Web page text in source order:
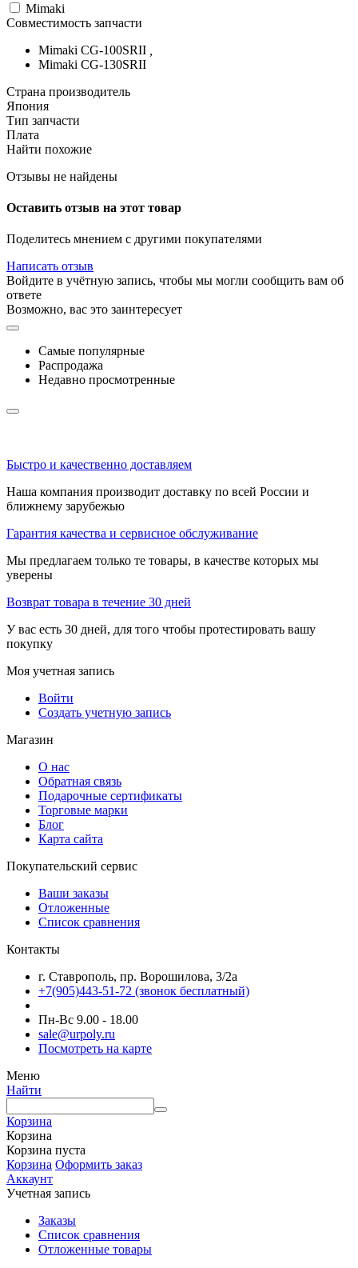
Mimaki
Совместимость запчасти
Mimaki CG-100SRII
Mimaki CG-130SRII
Страна производитель
Япония
Тип запчасти
Плата
Найти похожие
Отзывы не найдены
Оставить отзыв на этот товар
Поделитесь мнением с другими покупателями
Написать отзыв
Войдите в учётную запись, чтобы мы могли сообщить вам об
ответе
Возможно, вас это заинтересует
Самые популярные
Распродажа
Недавно просмотренные
Быстро и качественно доставляем
Наша компания производит доставку по всей России и
ближнему зарубежью
Гарантия качества и сервисное обслуживание
Мы предлагаем только те товары, в качестве которых мы
уверены
Возврат товара в течение 30 дней
У вас есть 30 дней, для того чтобы протестировать вашу
покупку
Моя учетная запись
Войти
Создать учетную запись
Магазин
О нас
Обратная связь
Подарочные сертификаты
Торговые марки
Блог
Карта сайта
Покупательский сервис
Ваши заказы
Отложенные
Список сравнения
Контакты
г. Ставрополь, пр. Ворошилова, 3/2а
+7(905)443-51-72 (звонок бесплатный)
Пн-Вс 9.00 - 18.00
sale@urpoly.ru
Посмотреть на карте
Меню
Найти
Корзина
Корзина
Корзина пуста
Корзина Оформить заказ
Аккаунт
Учетная запись
Заказы
Список сравнения
Отложенные товары